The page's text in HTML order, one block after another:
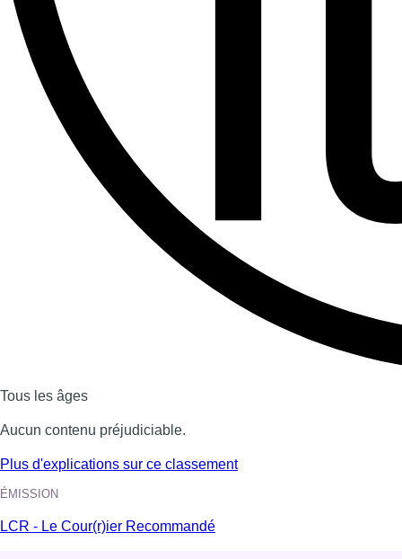
Tous les âges
Aucun contenu préjudiciable.
Plus d'explications sur ce classement
ÉMISSION
LCR - Le Cour(r)ier Recommandé